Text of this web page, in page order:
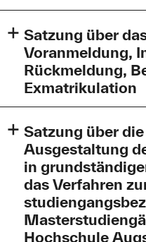
Satzung über
Voranmeldung,
Rückmeldung,
Exmatrikulation
Aenderungssatzung-
Homepage.pdf (353,0
Satzung über das
Immatrikulation,
Exmatrikulation an der
Augsburg vom
nicht amtlichen -
Änderungssatzung
Satzung über
Ausgestaltung
in
das Verfahren
Hochschule